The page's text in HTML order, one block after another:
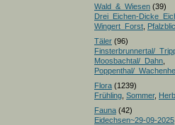
Wald_&_Wiesen (39)
Drei_Eichen-
Wingert_Forst
Täler (96)
Finsterbrunnertal/
Moosbachtal/_Dahn
Poppenthal/
Flora (1239)
Frühling Sommer,
Fauna (42)
Eidechsen~29-09-2025